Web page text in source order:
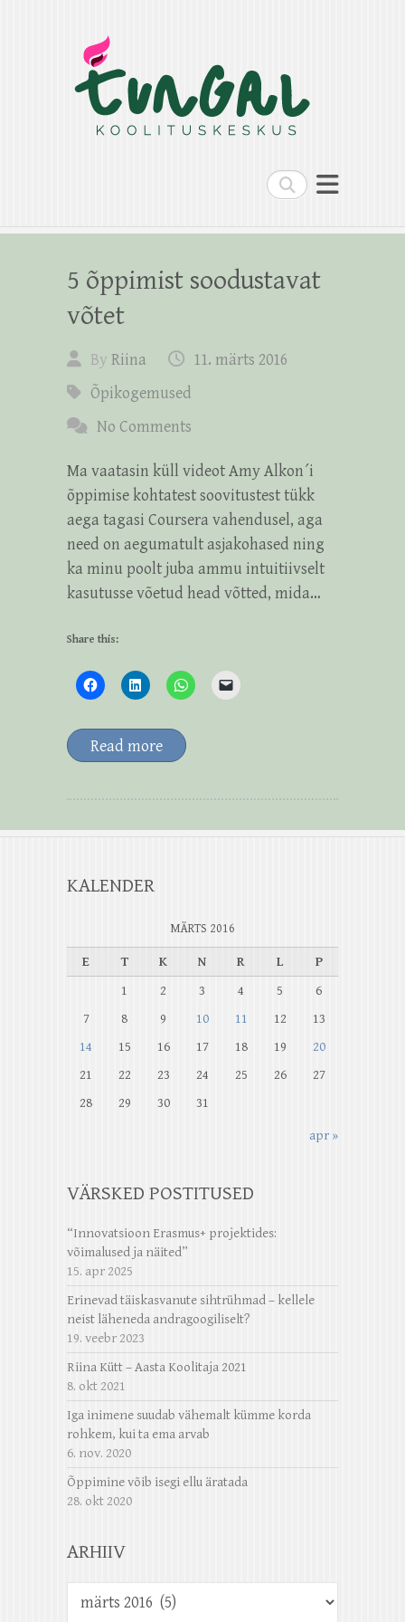
Search
5 õppimist soodustavat
võtet
By Riina
11. märts 2016
Õpikogemused
No Comments
Ma vaatasin küll videot Amy Alkon´i
õppimise kohtatest soovitustest tükk
aega tagasi Coursera vahendusel, aga
need on aegumatult asjakohased ning
ka minu poolt juba ammu intuitiivselt
kasutusse võetud head võtted, mida…
Share this:
Read more
KALENDER
MÄRTS 2016
E T K N R L
P
1
2 3 4 5
6
7
8 9 10 11 12
13
14
15 16 17 18 19
20
21
22 23 24 25 26
27
28
29 30 31
apr »
VÄRSKED POSTITUSED
“Innovatsioon Erasmus+ projektides:
võimalused ja näited”
15. apr 2025
Erinevad täiskasvanute sihtrühmad – kellele
neist läheneda andragoogiliselt?
19. veebr 2023
Riina Kütt – Aasta Koolitaja 2021
8. okt 2021
Iga inimene suudab vähemalt kümme korda
rohkem, kui ta ema arvab
6. nov. 2020
Õppimine võib isegi ellu äratada
28. okt 2020
ARHIIV